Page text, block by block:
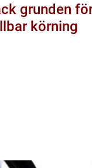
säker och
körning